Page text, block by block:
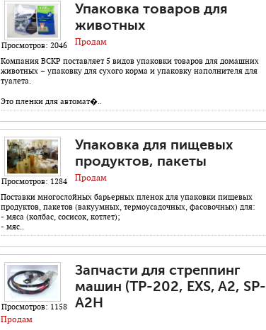
Просмотров: 2046
Упаковка товаров для
животных
Продам
Компания ВСКР поставляет 5 видов упаковки товаров для домашних
животных – упаковку для сухого корма и упаковку наполнителя для
туалета.
Это пленки для автомат�..
Просмотров: 1284
Упаковка для пищевых
продуктов, пакеты
Продам
Поставки многослойных барьерных пленок для упаковки пищевых
продуктов, пакетов (вакуумных, термоусадочных, фасовочных) для:
- мяса (колбас, сосисок, котлет);
- мяс..
Просмотров: 1158
Запчасти для стреппинг
машин (ТР-202, EXS, A2, SP-
A2H
Продам